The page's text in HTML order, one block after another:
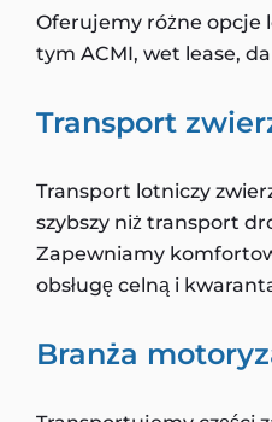
Oferujemy różne opcje
tym ACMI, wet lease,
Transport
Transport lotniczy
szybszy niż transport
Zapewniamy
obsługę celną i
Branża